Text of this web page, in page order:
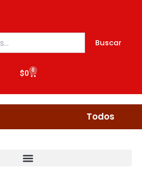
Buscar
$0 0
Cart
Todos